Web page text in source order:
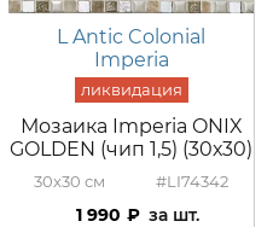
L Antic Colonial
Imperia
Мозаика Imperia ONIX
GOLDEN (чип 1,5) (30х30)
30x30 #LI74342
1 990 шт.